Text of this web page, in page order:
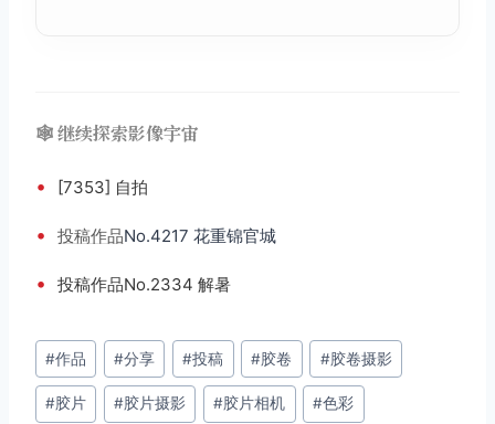
🕸️ 继续探索影像宇宙
• [7353] 自拍
• 投稿作品No.4217 花重锦官城
• 投稿作品No.2334 解暑
文
章
标
#作品 #分享 #投稿 #胶卷 #胶卷摄影
#胶片 #胶片摄影 #胶片相机 #色彩